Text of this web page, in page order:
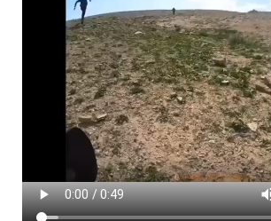
לנער את השוטרים, ירד החשוד עם
במהלך נסיעת השטח הפרועה